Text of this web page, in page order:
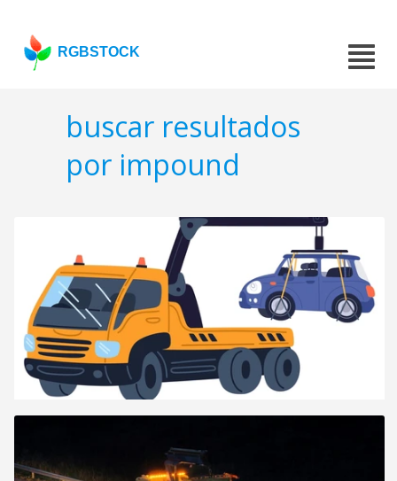
RGBSTOCK
buscar resultados
por impound